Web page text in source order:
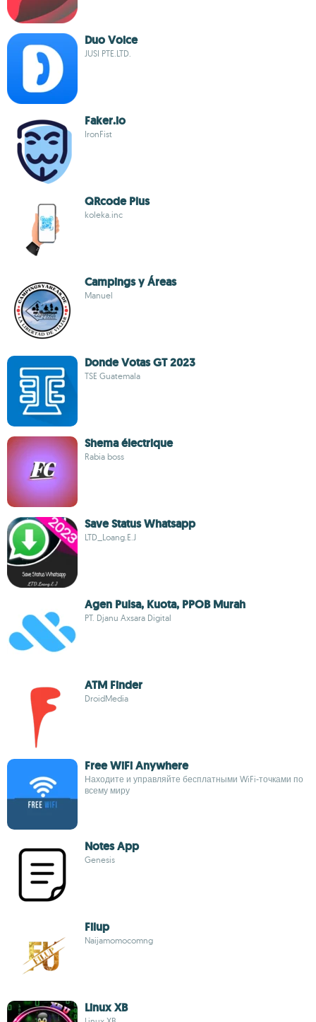
Duo Voice
JUSI PTE.LTD.
Faker.io
IronFist
QRcode Plus
koleka.inc
Campings y Áreas
Manuel
Donde Votas GT 2023
TSE Guatemala
Shema électrique
Rabia boss
Save Status Whatsapp
LTD_Loang.E.J
Agen Pulsa, Kuota, PPOB Murah
PT. Djanu Axsara Digital
ATM Finder
DroidMedia
Free WiFi Anywhere
Находите и управляйте бесплатными WiFi-точками по
всему миру
Notes App
Genesis
Filup
Naijamomocomng
Linux XB